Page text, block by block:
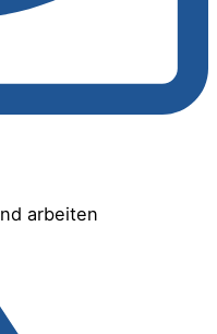
arbeiten